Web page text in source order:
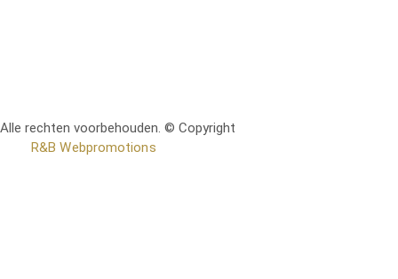
Alle rechten voorbehouden. © Copyright
R&B Webpromotions